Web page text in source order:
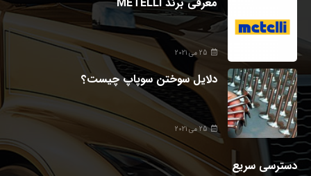
25 می 2021
دلایل سوختن سوپاپ چیست؟
25 می 2021
دسترسی سریع